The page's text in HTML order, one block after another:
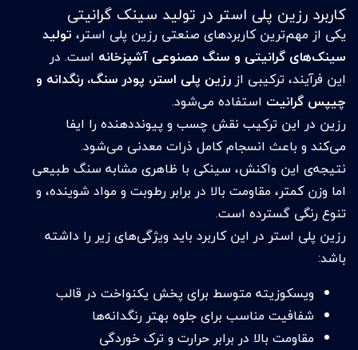
کاربرد رزین پلی استر در تولید سینک گرانیتی
یکی از مهم‌ترین کاربردهای صنعتی رزین پلی استر، تولید
سینک‌های گرانیتی و سنگ مصنوعی آشپزخانه است. در
این فرآیند، ترکیبی از رزین پلی استر، پودر سنگ، رنگدانه و
چیپس گرانیت استفاده می‌شود.
رزین در این ترکیب نقش چسب و پیونددهنده را ایفا
می‌کند و باعث انسجام کامل ذرات معدنی می‌شود.
نتیجه‌ی این واکنش، سینکی با ظاهری مشابه سنگ طبیعی
اما وزن کمتر، مقاومت بالا در برابر رطوبت و مواد شوینده، و
تنوع رنگی گسترده است.
رزین پلی استر در این کاربرد باید ویژگی‌های زیر را داشته
باشد:
ویسکوزیته متوسط برای پخش یکنواخت در قالب
شفافیت مناسب برای جلوه بهتر رنگدانه‌ها
مقاومت بالا در برابر حرارت و ترک خوردگی